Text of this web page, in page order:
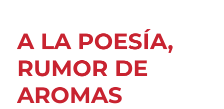
A LA POESÍA,
RUMOR DE
AROMAS